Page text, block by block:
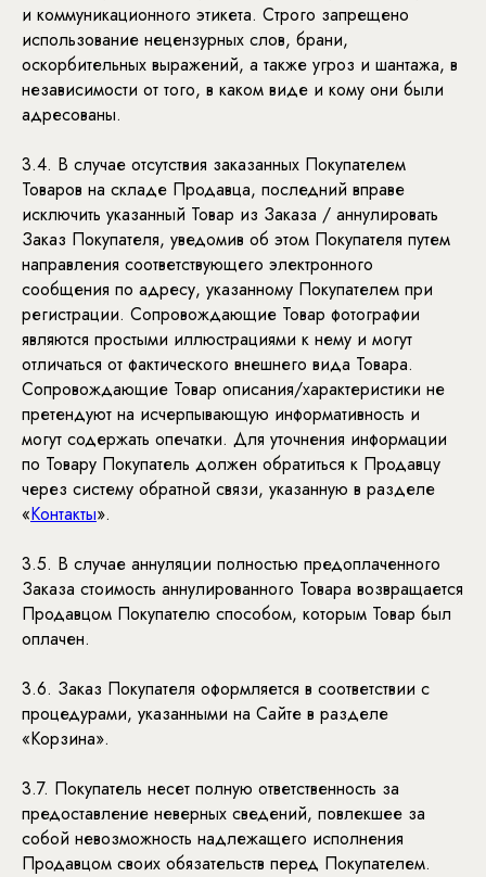
и коммуникационного этикета. Строго запрещено
использование нецензурных слов, брани,
оскорбительных выражений, а также угроз и шантажа, в
независимости от того, в каком виде и кому они были
адресованы.
3.4. В случае отсутствия заказанных Покупателем
Товаров на складе Продавца, последний вправе
исключить указанный Товар из Заказа / аннулировать
Заказ Покупателя, уведомив об этом Покупателя путем
направления соответствующего электронного
сообщения по адресу, указанному Покупателем при
регистрации. Сопровождающие Товар фотографии
являются простыми иллюстрациями к нему и могут
отличаться от фактического внешнего вида Товара.
Сопровождающие Товар описания/характеристики не
претендуют на исчерпывающую информативность и
могут содержать опечатки. Для уточнения информации
по Товару Покупатель должен обратиться к Продавцу
через систему обратной связи, указанную в разделе
«Контакты».
3.5. В случае аннуляции полностью предоплаченного
Заказа стоимость аннулированного Товара возвращается
Продавцом Покупателю способом, которым Товар был
оплачен.
3.6. Заказ Покупателя оформляется в соответствии с
процедурами, указанными на Сайте в разделе
«Корзина».
3.7. Покупатель несет полную ответственность за
предоставление неверных сведений, повлекшее за
собой невозможность надлежащего исполнения
Продавцом своих обязательств перед Покупателем.